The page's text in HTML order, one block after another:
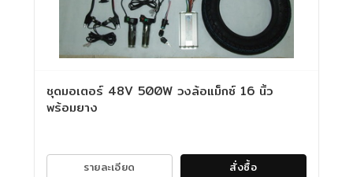
ชุดมอเตอร์ 48V 500W วงล้อแม็กซ์ 16 นิ้ว
พร้อมยาง
รายละเอียด สั่งซื้อ